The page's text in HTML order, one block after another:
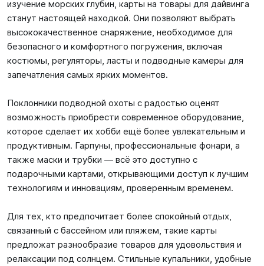
изучение морских глубин, карты на товары для дайвинга
станут настоящей находкой. Они позволяют выбрать
высококачественное снаряжение, необходимое для
безопасного и комфортного погружения, включая
костюмы, регуляторы, ласты и подводные камеры для
запечатления самых ярких моментов.
Поклонники подводной охоты с радостью оценят
возможность приобрести современное оборудование,
которое сделает их хобби ещё более увлекательным и
продуктивным. Гарпуны, профессиональные фонари, а
также маски и трубки — всё это доступно с
подарочными картами, открывающими доступ к лучшим
технологиям и инновациям, проверенным временем.
Для тех, кто предпочитает более спокойный отдых,
связанный с бассейном или пляжем, такие карты
предложат разнообразие товаров для удовольствия и
релаксации под солнцем. Стильные купальники, удобные